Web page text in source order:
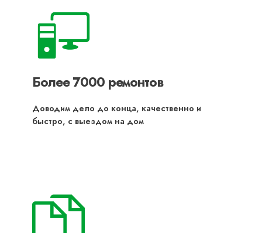
Более 7000 ремонтов
Доводим дело до конца, качественно и
быстро, с выездом на дом